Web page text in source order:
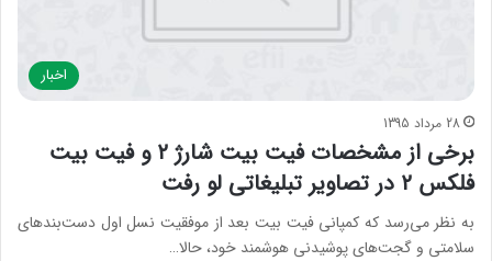
اخبار
28 مرداد 1395
برخی از مشخصات فیت بیت شارژ ۲ و فیت بیت
فلکس ۲ در تصاویر تبلیغاتی لو رفت
به نظر می‌رسد که کمپانی فیت بیت بعد از موفقیت نسل اول دست‌بندهای
سلامتی و گجت‌های پوشیدنی هوشمند خود، حالا…